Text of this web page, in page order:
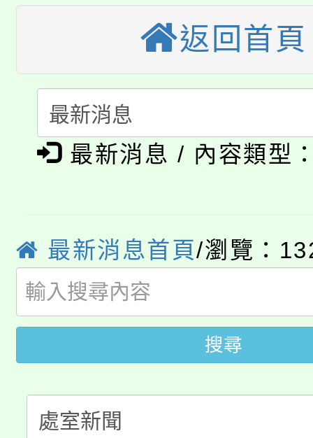
田徑場及游泳池舉行。
桃園市低收入戶享有免
視費優惠，中低收入戶
半價優惠，詳情可洽有
者。
大園自造教育及科技
份教師增能研習
大溪自造教育及科技中
份教師研習
淨零綠生活教案入校路
會
公告本校115學年度第
告(尚有缺額)
徵才活動。
YOUNG桃局內行報名
局官網。
8月14至27日，桃園電
開!
115年桃園市運動會8/
田徑場及游泳池舉行。
桃園市低收入戶享有免
視費優惠，中低收入戶
大園自造教育及科技中
返回首頁
最新消息 / 內容類型
最新消息首頁/瀏覽：
搜尋